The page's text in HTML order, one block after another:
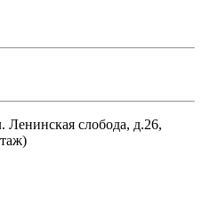
Ленинская слобода, д.26,